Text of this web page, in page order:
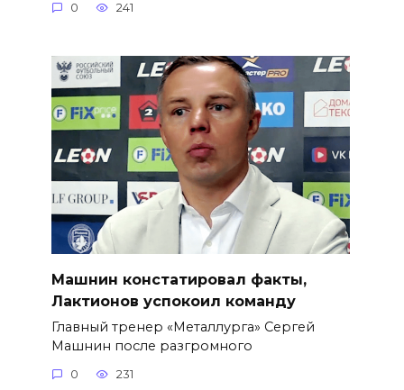
0 241
Машнин констатировал факты,
Лактионов успокоил команду
Главный тренер «Металлурга» Сергей
Машнин после разгромного
0 231